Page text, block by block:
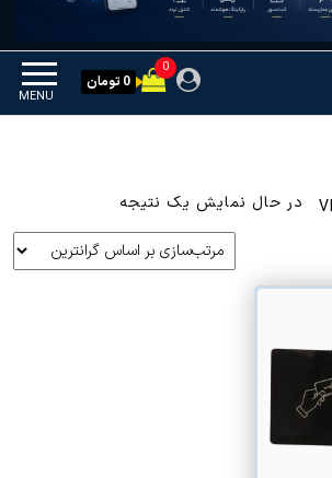
MENU
0
0 تومان
در حال نمایش یک نتیجه